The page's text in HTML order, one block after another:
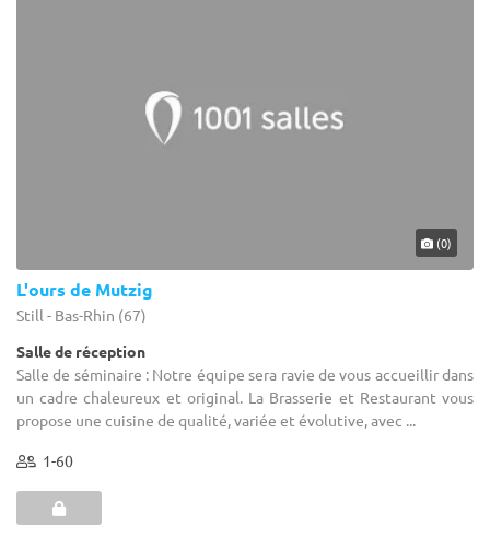
(0)
L'ours de Mutzig
Still - Bas-Rhin (67)
Salle de réception
Salle de séminaire : Notre équipe sera ravie de vous accueillir dans
un cadre chaleureux et original. La Brasserie et Restaurant vous
propose une cuisine de qualité, variée et évolutive, avec ...
1-60